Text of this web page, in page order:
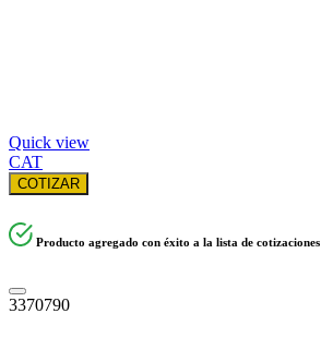
Quick view
CAT
COTIZAR
Producto agregado con éxito a la lista de cotizaciones
3370790